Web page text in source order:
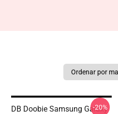
DB Doobie Samsung Galaxy
-20%